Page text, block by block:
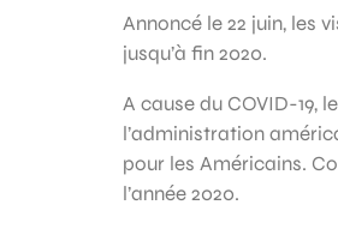
Annoncé le 22 juin, les
jusqu’à fin 2020.
A cause du COVID-19,
l’administration
pour les Américains.
l’année 2020.